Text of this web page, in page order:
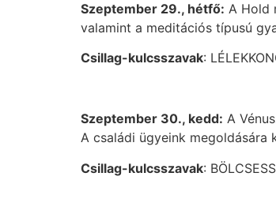
Szeptember 29., hétfő: A Hold
valamint a meditációs típusú
Csillag-kulcsszavak:
Szeptember 30., kedd: A
A családi ügyeink megoldására
Csillag-kulcsszavak: